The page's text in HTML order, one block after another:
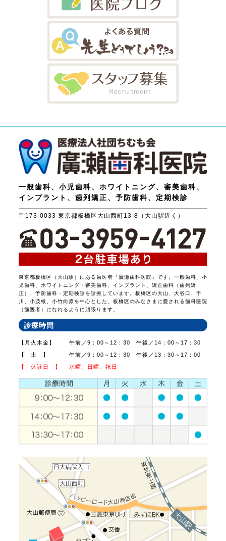
一般歯科、小児歯科、ホワイトニング、審美歯科、
インプラント、歯列矯正、予防歯科、定期検診
〒173-0033 東京都板橋区大山西町13-8（大山駅近く）
東京都板橋区（大山駅）にある歯医者『廣瀬歯科医院』です。一般歯科、小
児歯科、ホワイトニング・審美歯科、インプラント、矯正歯科（歯列矯
正）、予防歯科・定期検診を診療しています。板橋区の大山、大谷口、千
川、小茂根、小竹向原を中心とした、板橋区のみなさまに愛される歯科医院
（歯医者）になれるように頑張ります。
診療時間
【月火木金】
午前／9：00～12：30 午後／14：00～17：30
【 土 】
午前／9：00～12：30 午後／13：30～17：00
【 休診日 】
水曜、日曜、祝日